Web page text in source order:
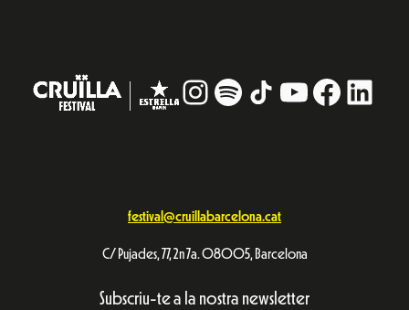
Instagram
# TikTokYouTube
festival@cruillabarcelona.cat
C/ Pujades, 77, 2n 7a. 08005, Barcelona
Subscriu-te a la nostra newsletter